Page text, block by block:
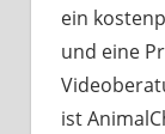
ein
und eine
ist